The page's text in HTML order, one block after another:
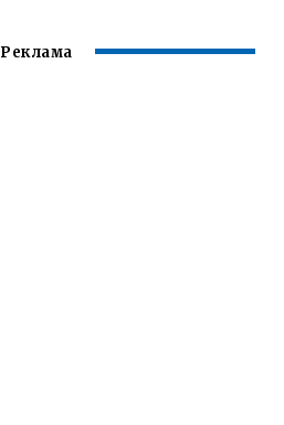
Реклама